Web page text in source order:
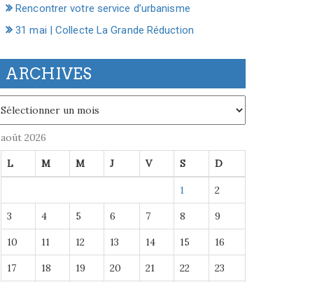
Rencontrer votre service d’urbanisme
31 mai | Collecte La Grande Réduction
ARCHIVES
août 2026
L M M J V S D
1 2
3 4 5 6 7 8 9
10 11 12 13 14 15 16
17 18 19 20 21 22 23